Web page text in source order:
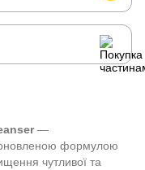
—
оновленою формулою
чутливої та